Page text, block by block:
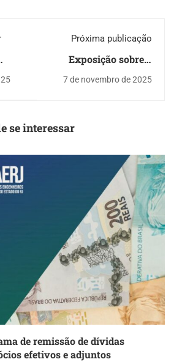
do
Próxima publicação
Exposição sobre o
Peixoto chega ao
7 de novembro de 2025
se interessar
de remissão de dívidas
efetivos e adjuntos